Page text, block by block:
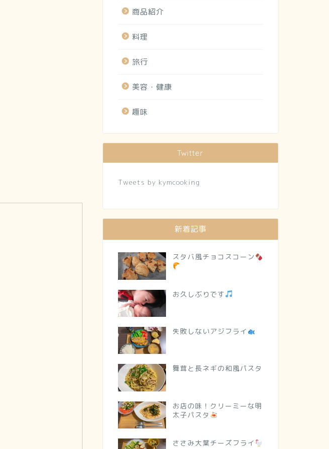
商品紹介
料理
旅行
美容・健康
趣味
Twitter
Tweets by kymcooking
新着記事
スタバ風チョコスコーン
お久しぶりです
失敗しないアジフライ
舞茸と長ネギの和風パスタ
お店の味！クリーミーな明
太子パスタ
ささみ大葉チーズフライ